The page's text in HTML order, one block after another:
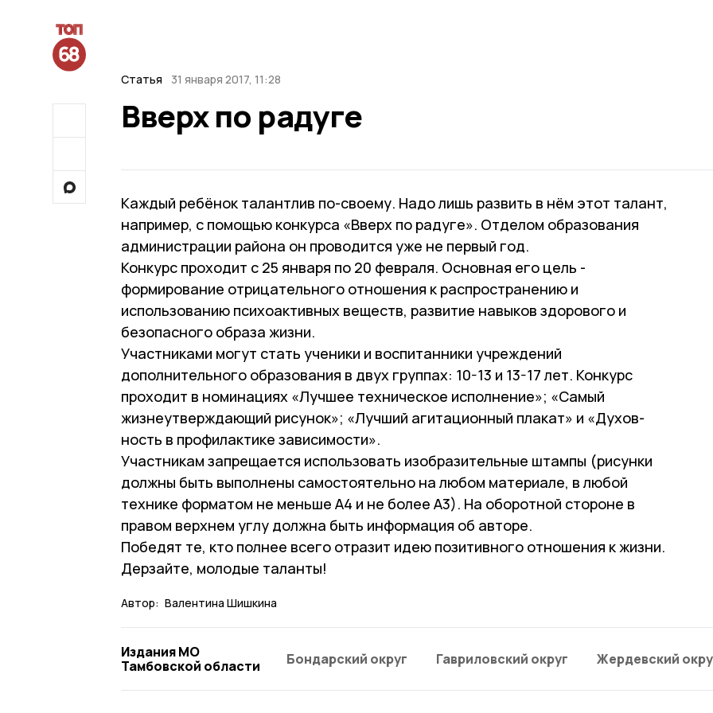
Статья 31 января 2017, 11:28
Вверх по радуге
Каждый ребёнок талантлив по-своему. Надо лишь развить в нём этот талант,
например, с помощью конкурса «Вверх по радуге». Отделом образования
администрации района он проводится уже не первый год.
Конкурс проходит с 25 января по 20 февраля. Основная его цель -
формирование отрицательного отношения к распространению и
использованию психоактивных веществ, развитие навыков здорового и
безопасного образа жизни.
Участниками могут стать ученики и воспитанники учреждений
дополнительного образования в двух группах: 10-13 и 13-17 лет. Конкурс
проходит в номинациях «Лучшее техническое исполнение»; «Самый
жизнеутверждающий рисунок»; «Лучший агитационный плакат» и «Духов­
ность в профилактике зависимости».
Участникам запрещается использовать изобразительные штампы (рисунки
должны быть выполнены самостоятельно на любом материале, в любой
технике форматом не меньше А4 и не более А3). На оборотной стороне в
правом верхнем углу должна быть информация об авторе.
Победят те, кто полнее всего отразит идею позитивного отношения к жизни.
Дерзайте, молодые таланты!
Автор: Валентина Шишкина
Издания МО
Тамбовской области
Бондарский округ Гавриловский округ Жердевский